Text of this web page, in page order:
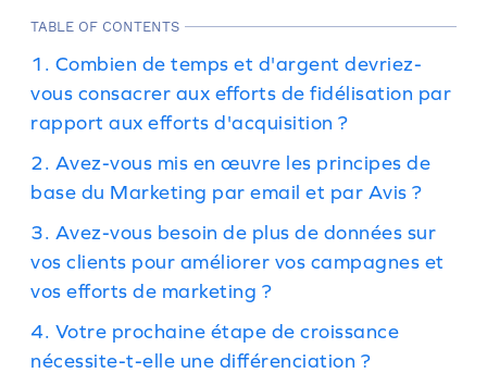
TABLE OF CONTENTS
1. Combien de temps et d'argent devriez-
vous consacrer aux efforts de fidélisation par
rapport aux efforts d'acquisition ?
2. Avez-vous mis en œuvre les principes de
base du Marketing par email et par Avis ?
3. Avez-vous besoin de plus de données sur
vos clients pour améliorer vos campagnes et
vos efforts de marketing ?
4. Votre prochaine étape de croissance
nécessite-t-elle une différenciation ?